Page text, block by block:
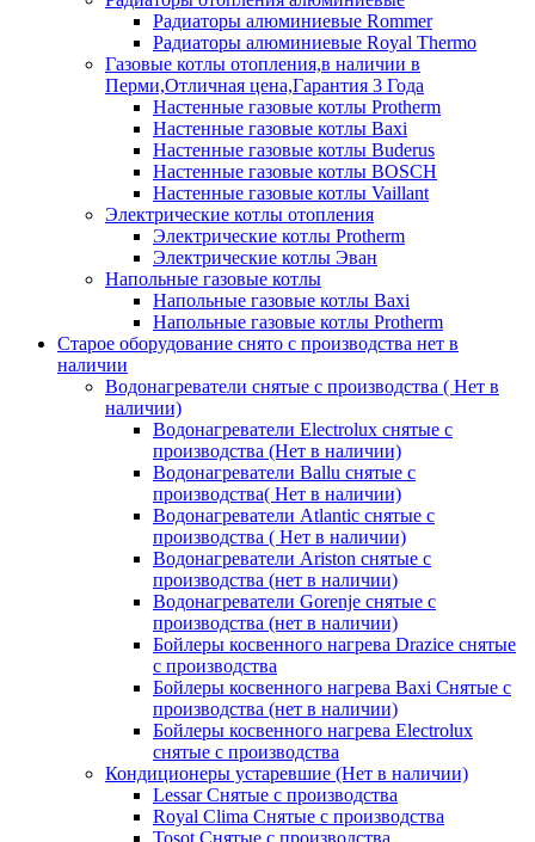
Радиаторы алюминиевые Rommer
Радиаторы алюминиевые Royal Thermo
Газовые котлы отопления,в наличии в
Перми,Отличная цена,Гарантия 3 Года
Настенные газовые котлы Protherm
Настенные газовые котлы Baxi
Настенные газовые котлы Buderus
Настенные газовые котлы BOSCH
Настенные газовые котлы Vaillant
Электрические котлы отопления
Электрические котлы Protherm
Электрические котлы Эван
Напольные газовые котлы
Напольные газовые котлы Baxi
Напольные газовые котлы Protherm
Старое оборудование снято с производства нет в
наличии
Водонагреватели снятые с производства ( Нет в
наличии)
Водонагреватели Electrolux снятые с
производства (Нет в наличии)
Водонагреватели Ballu снятые с
производства( Нет в наличии)
Водонагреватели Atlantic снятые с
производства ( Нет в наличии)
Водонагреватели Ariston снятые с
производства (нет в наличии)
Водонагреватели Gorenje снятые с
производства (нет в наличии)
Бойлеры косвенного нагрева Drazice снятые
с производства
Бойлеры косвенного нагрева Baxi Снятые с
производства (нет в наличии)
Бойлеры косвенного нагрева Electrolux
снятые с производства
Кондиционеры устаревшие (Нет в наличии)
Lessar Снятые с производства
Royal Clima Снятые с производства
Tosot Снятые с производства